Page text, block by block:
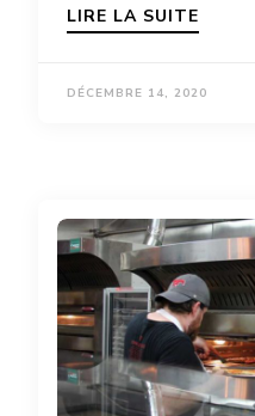
LIRE LA SUITE
DÉCEMBRE 14, 2020